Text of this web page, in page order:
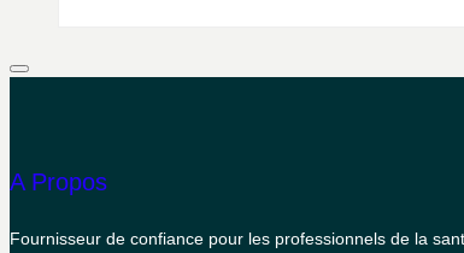
A Propos
Fournisseur de confiance pour les professionnels de la